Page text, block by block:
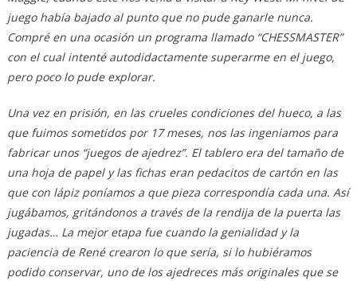
juego había bajado al punto que no pude ganarle nunca.
Compré en una ocasión un programa llamado “CHESSMASTER”
con el cual intenté autodidactamente superarme en el juego,
pero poco lo pude explorar.
Una vez en prisión, en las crueles condiciones del hueco, a las
que fuimos sometidos por 17 meses, nos las ingeniamos para
fabricar unos “juegos de ajedrez”. El tablero era del tamaño de
una hoja de papel y las fichas eran pedacitos de cartón en las
que con lápiz poníamos a que pieza correspondía cada una. Así
jugábamos, gritándonos a través de la rendija de la puerta las
jugadas… La mejor etapa fue cuando la genialidad y la
paciencia de René crearon lo que sería, si lo hubiéramos
podido conservar, uno de los ajedreces más originales que se